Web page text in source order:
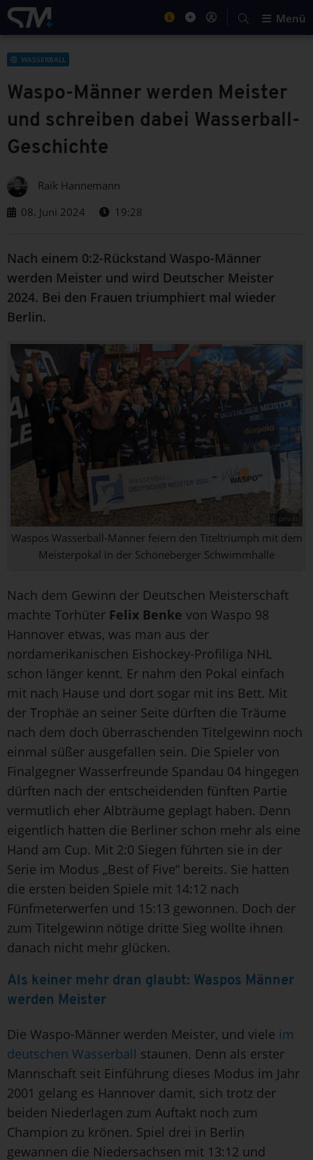
Menü
WASSERBALL
Waspo-Männer werden Meister
und schreiben dabei Wasserball-
Geschichte
Raik Hannemann
08. Juni 2024
19:28
Nach einem 0:2-Rückstand Waspo-Männer
werden Meister und wird Deutscher Meister
2024. Bei den Frauen triumphiert mal wieder
Berlin.
© privat
Waspos Wasserball-Männer feiern den Titeltriumph mit dem
Meisterpokal in der Schöneberger Schwimmhalle
Nach dem Gewinn der Deutschen Meisterschaft
machte Torhüter Felix Benke von Waspo 98
Hannover etwas, was man aus der
nordamerikanischen Eishockey-Profiliga NHL
schon länger kennt. Er nahm den Pokal einfach
mit nach Hause und dort sogar mit ins Bett. Mit
der Trophäe an seiner Seite dürften die Träume
nach dem doch überraschenden Titelgewinn noch
einmal süßer ausgefallen sein. Die Spieler von
Finalgegner Wasserfreunde Spandau 04 hingegen
dürften nach der entscheidenden fünften Partie
vermutlich eher Albträume geplagt haben. Denn
eigentlich hatten die Berliner schon mehr als eine
Hand am Cup. Mit 2:0 Siegen führten sie in der
Serie im Modus „Best of Five“ bereits. Sie hatten
die ersten beiden Spiele mit 14:12 nach
Fünfmeterwerfen und 15:13 gewonnen. Doch der
zum Titelgewinn nötige dritte Sieg wollte ihnen
danach nicht mehr glücken.
Als keiner mehr dran glaubt: Waspos Männer
werden Meister
Die Waspo-Männer werden Meister, und viele im
deutschen Wasserball staunen. Denn als erster
Mannschaft seit Einführung dieses Modus im Jahr
2001 gelang es Hannover damit, sich trotz der
beiden Niederlagen zum Auftakt noch zum
Champion zu krönen. Spiel drei in Berlin
gewannen die Niedersachsen mit 13:12 und